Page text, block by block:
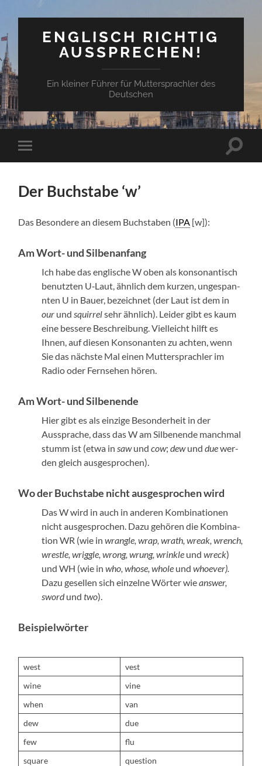
ENGLISCH RICHTIG
AUSSPRECHEN!
Ein kleiner Führer für Muttersprachler des
Deutschen
Mobile-
Menü
Der Buchstabe ‘w’
Das Beson­dere an diesem Buch­staben (IPA [w]):
Am Wort- und Silbenanfang
Ich habe das englis­che W oben als kon­so­nan­tisch
benutzten U‑Laut, ähn­lich dem kurzen, unges­pan­
nten U in Bauer, beze­ich­net (der Laut ist dem in
our und squir­relsehr ähn­lich). Lei­der gibt es kaum
eine bessere Beschrei­bung. Vielle­icht hil­ft es
Ihnen, auf diesen Kon­so­nan­ten zu acht­en, wenn
Sie das näch­ste Mal einen Mut­ter­sprach­ler im
Radio oder Fernse­hen hören.
Am Wort- und Silbenende
Hier gibt es als einzige Beson­der­heit in der
Aussprache, dass das W am Sil­be­nende manch­mal
stumm ist (etwa in sawundcow;dewundduewer­
den gle­ich aus­ge­sprochen).
Wo der Buchstabe nicht ausgesprochen wird
Das W wird in auch in anderen Kom­bi­na­tio­nen
nicht aus­ge­sprochen. Dazu gehören die Kom­bi­na­
tion WR (wie inwran­gle, wrap, wrath, wreak, wrench,
wres­tle, wrig­gle, wrong, wrung, wrin­kle und wreck)
und WH (wie inwho, whose, whole und who­ev­er).
Dazu gesellen sich einzelne Wörter wieanswer,
swordund two).
Beispielwörter
west
vest
wine
vine
when
van
dew
due
few
flu
square
ques­tion